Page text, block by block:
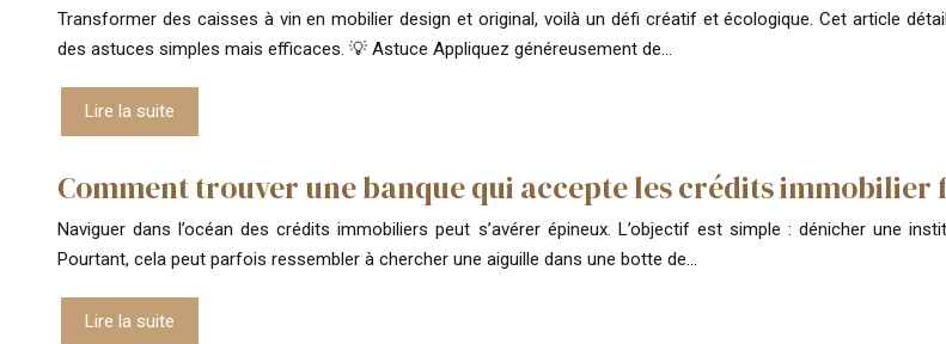
Transformer des caisses à vin en mobilier design et original, voilà un défi créatif et écologique. Cet article
des astuces simples mais efficaces. 💡 Astuce Appliquez généreusement de…
Lire la suite
Comment trouver une banque qui accepte les crédits immobilier
Naviguer dans l’océan des crédits immobiliers peut s’avérer épineux. L’objectif est simple : dénicher une
Pourtant, cela peut parfois ressembler à chercher une aiguille dans une botte de…
Lire la suite